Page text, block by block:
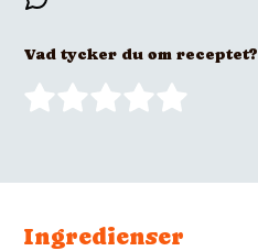
Vad tycker du om receptet?
Ingredienser